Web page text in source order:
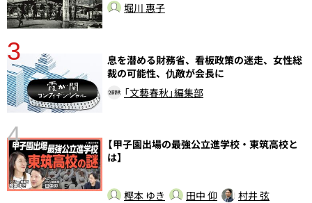
堀川 惠子
3
息を潜める財務省、看板政策の迷走、女性総
裁の可能性、仇敵が会長に
「文藝春秋」編集部
4
【甲子園出場の最強公立進学校・東筑高校と
は】
樫本 ゆき 田中 仰 村井 弦